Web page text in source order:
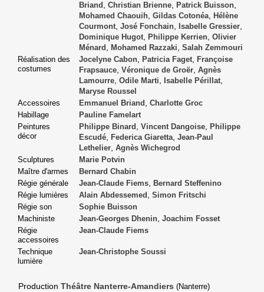
Briand
Christian Brienne Patrick Buisson
Mohamed Chaouih Gildas Cotonéa
Hélène
Courmont José Fonchain Isabelle Gressier
Dominique Hugot Philippe Kerrien Olivier
Ménard
Mohamed Razzaki
Salah Zemmouri
Réalisation des
costumes
Jocelyne Cabon Patricia Faget
Françoise
Frapsauce Véronique de Groër Agnès
Lamourre Odile Marti Isabelle Périllat
Maryse Roussel
Accessoires
Emmanuel Briand
Charlotte Groc
Habillage
Pauline Famelart
Peintures
décor
Philippe Binard Vincent Dangoise
Philippe
Escudé
Federica Giaretta Jean-Paul
Lethelier Agnès Wichegrod
Sculptures
Marie Potvin
Maître d'armes
Bernard Chabin
Régie générale
Jean-Claude Fiems
Bernard Steffenino
Régie lumières
Alain Abdessemed
Simon Fritschi
Régie son
Sophie Buisson
Machiniste
Jean-Georges Dhenin Joachim Fosset
Régie
accessoires
Jean-Claude Fiems
Technique
lumière
Jean-Christophe Soussi
Production Théâtre Nanterre-Amandiers (Nanterre)